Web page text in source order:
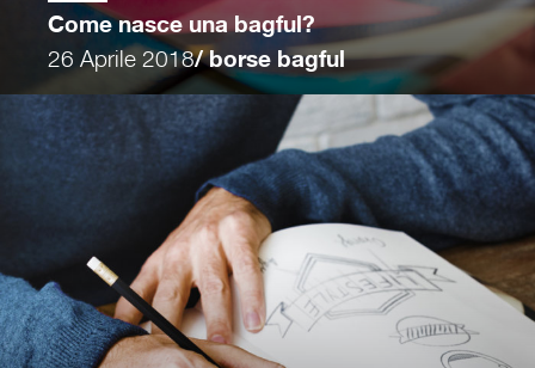
Come nasce una bagful?
26 Aprile 2018/ borse bagful